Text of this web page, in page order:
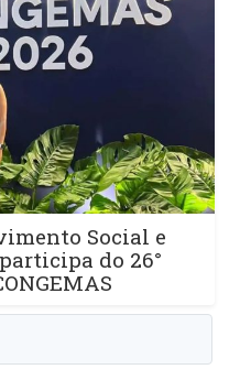
Social e
do 26°